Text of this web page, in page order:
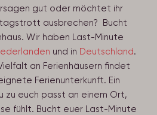
gut oder möchtet ihr
ausbrechen? Bucht
Wir haben Last-Minute
und in Deutschland.
an Ferienhäusern findet
Ferienunterkunft. Ein
zu euch passt an einem Ort,
fühlt. Bucht euer Last-Minute